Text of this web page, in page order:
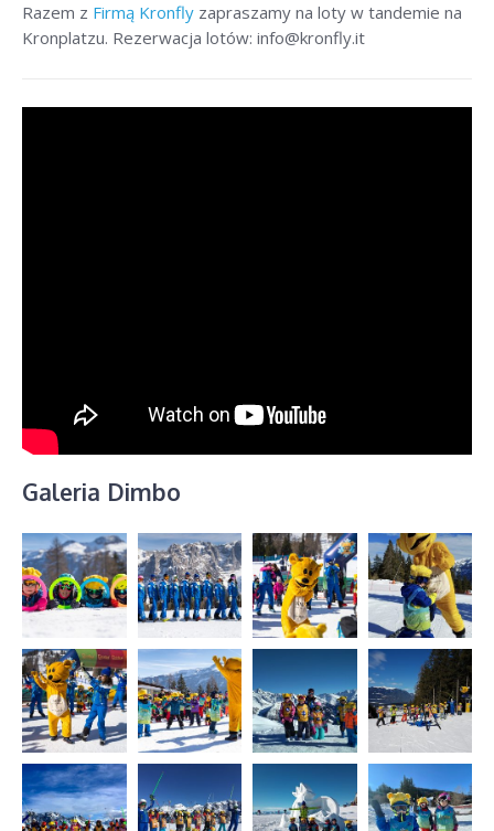
Razem z Firmą Kronfly zapraszamy na loty w tandemie na
Kronplatzu. Rezerwacja lotów: info@kronfly.it
Galeria Dimbo